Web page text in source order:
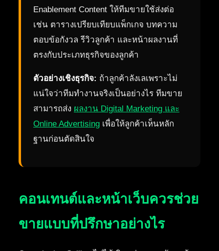
Enablement Content ให้ทีมขายใช้ส่งต่อ
เช่น ตารางเปรียบเทียบแพ็กเกจ บทความ
ตอบข้อกังวล รีวิวลูกค้า และหน้าผลงานที่
ตรงกับประเภทธุรกิจของลูกค้า
ตัวอย่างเชิงธุรกิจ: ถ้าลูกค้าลังเลเพราะไม่
แน่ใจว่าทีมทำงานจริงเป็นอย่างไร ทีมขาย
สามารถส่ง ผลงาน Digital Marketing และ
Online Advertising เพื่อให้ลูกค้าเห็นหลัก
ฐานก่อนตัดสินใจ
คอนเทนต์และหน้าเว็บควรช่วย
ขายแบบที่ปรึกษาอย่างไร